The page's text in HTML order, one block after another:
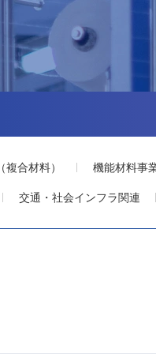
合材料） 機能材料事
交通・社会インフラ関連